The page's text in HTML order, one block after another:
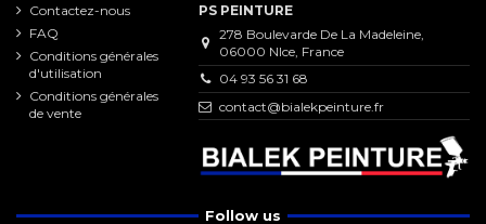
Contactez-nous
FAQ
Conditions générales
d'utilisation
Conditions générales
de vente
PS PEINTURE
278 Boulevarde De La Madeleine,
06000 NIce, France
04 93 56 31 68
contact@bialekpeinture.fr
Follow us